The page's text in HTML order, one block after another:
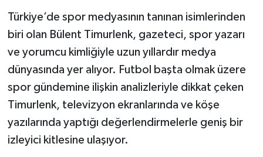
Türkiye’de spor medyasının tanınan isimlerinden
biri olan Bülent Timurlenk, gazeteci, spor yazarı
ve yorumcu kimliğiyle uzun yıllardır medya
dünyasında yer alıyor. Futbol başta olmak üzere
spor gündemine ilişkin analizleriyle dikkat çeken
Timurlenk, televizyon ekranlarında ve köşe
yazılarında yaptığı değerlendirmelerle geniş bir
izleyici kitlesine ulaşıyor.